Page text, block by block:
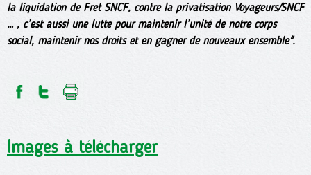
la liquidation de Fret SNCF, contre la privatisation Voyageurs/SNCF
… , c’est aussi une lutte pour maintenir l’unité de notre corps
social, maintenir nos droits et en gagner de nouveaux ensemble".
Images à télécharger